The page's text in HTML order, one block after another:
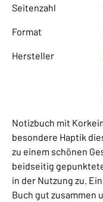
Seitenzahl
Format
Hersteller
Notizbuch mit
besondere Haptik
zu einem schönen
beidseitig
in der Nutzung zu.
Buch gut zusammen